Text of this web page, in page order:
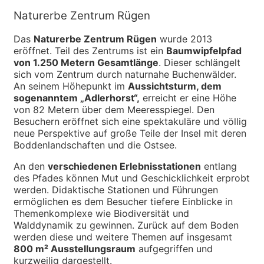
Naturerbe Zentrum Rügen
Das Naturerbe Zentrum Rügen wurde 2013
eröffnet. Teil des Zentrums ist ein Baumwipfelpfad
von 1.250 Metern Gesamtlänge. Dieser schlängelt
sich vom Zentrum durch naturnahe Buchenwälder.
An seinem Höhepunkt im Aussichtsturm, dem
sogenanntem „Adlerhorst“, erreicht er eine Höhe
von 82 Metern über dem Meeresspiegel. Den
Besuchern eröffnet sich eine spektakuläre und völlig
neue Perspektive auf große Teile der Insel mit deren
Boddenlandschaften und die Ostsee.
An den verschiedenen Erlebnisstationen entlang
des Pfades können Mut und Geschicklichkeit erprobt
werden. Didaktische Stationen und Führungen
ermöglichen es dem Besucher tiefere Einblicke in
Themenkomplexe wie Biodiversität und
Walddynamik zu gewinnen. Zurück auf dem Boden
werden diese und weitere Themen auf insgesamt
800 m² Ausstellungsraum aufgegriffen und
kurzweilig dargestellt.